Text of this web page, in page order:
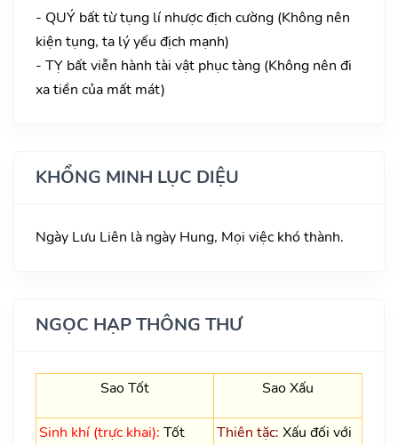
- QUÝ bất từ tụng lí nhược địch cường (Không nên
kiện tụng, ta lý yếu địch mạnh)
- TỴ bất viễn hành tài vật phục tàng (Không nên đi
xa tiền của mất mát)
KHỔNG MINH LỤC DIỆU
Ngày Lưu Liên là ngày Hung, Mọi việc khó thành.
NGỌC HẠP THÔNG THƯ
Sao Tốt Sao Xấu
Sinh khí (trực khai): Tốt
Thiên tặc: Xấu đối với